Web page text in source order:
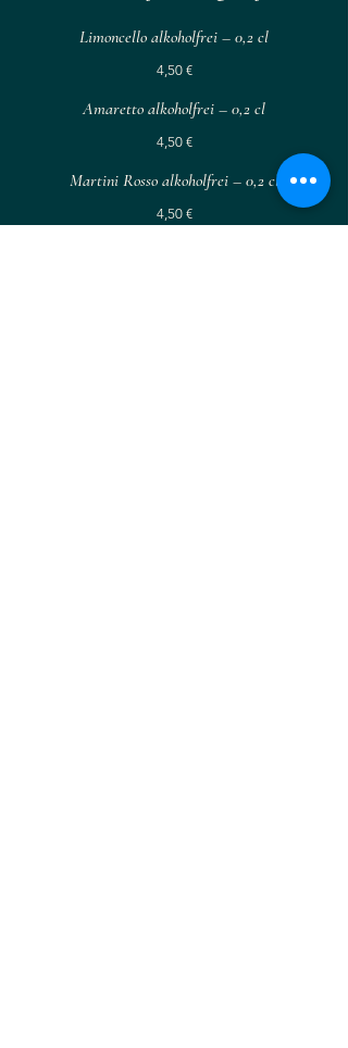
Limoncello alkoholfrei – 0,2 cl
4,50 €
Amaretto alkoholfrei – 0,2 cl
4,50 €
Martini Rosso alkoholfrei – 0,2 cl
4,50 €